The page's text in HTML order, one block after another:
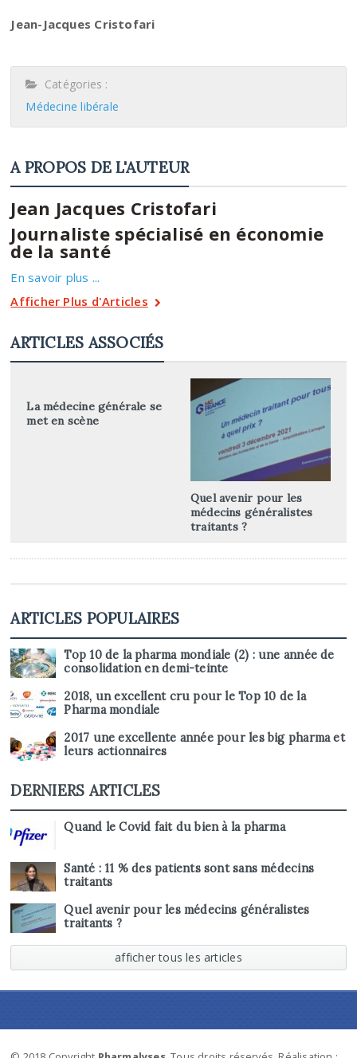
Jean-Jacques Cristofari
Catégories :
Médecine libérale
A PROPOS DE L'AUTEUR
Jean Jacques Cristofari
Journaliste spécialisé en économie
de la santé
En savoir plus ...
Afficher Plus d'Articles
ARTICLES ASSOCIÉS
La médecine générale se
met en scène
Quel avenir pour les
médecins généralistes
traitants ?
ARTICLES POPULAIRES
Top 10 de la pharma mondiale (2) : une année de
consolidation en demi-teinte
2018, un excellent cru pour le Top 10 de la
Pharma mondiale
2017 une excellente année pour les big pharma et
leurs actionnaires
DERNIERS ARTICLES
Quand le Covid fait du bien à la pharma
Santé : 11 % des patients sont sans médecins
traitants
Quel avenir pour les médecins généralistes
traitants ?
afficher tous les articles